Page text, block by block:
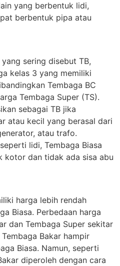
yang berbentuk lidi,
berbentuk pipa atau
sering disebut TB,
kelas 3 yang memiliki
Tembaga BC
Tembaga Super (TS).
sebagai TB jika
atau kecil yang berasal dari
atau trafo.
lidi, Tembaga Biasa
kotor dan tidak ada sisa abu
harga lebih rendah
Biasa. Perbedaan harga
dan Tembaga Super sekitar
Bakar hampir
Biasa. Namun, seperti
diperoleh dengan cara